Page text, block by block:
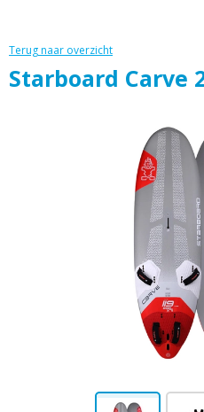
Terug naar overzicht
Starboard Carve